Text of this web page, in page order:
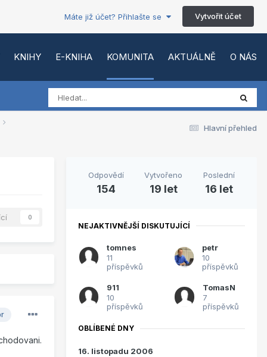
Máte již účet? Přihlašte se Vytvořit účet
KNIHY E-KNIHA KOMUNITA AKTUÁLNĚ O NÁS
Hlavní přehled
0
Odpovědí
154
Vytvořeno
19 let
Poslední
16 let
NEJAKTIVNĚJŠÍ DISKUTUJÍCÍ
tomnes
11
příspěvků
petr
10
příspěvků
911
10
příspěvků
TomasN
7
příspěvků
OBLÍBENÉ DNY
16. listopadu 2006